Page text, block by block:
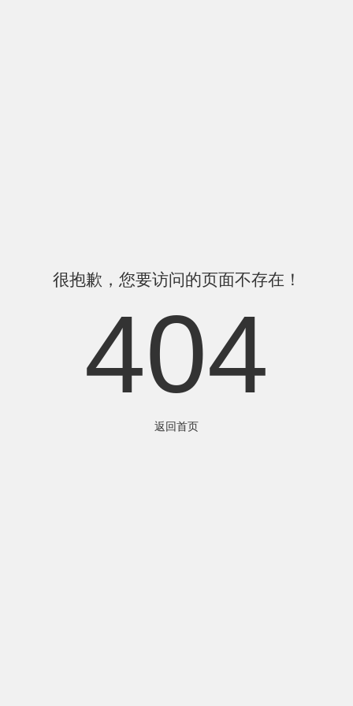
很抱歉，您要访问的页面不存在！
404
返回首页